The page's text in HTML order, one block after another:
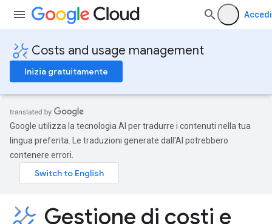
Accedi
Costs and usage management
Inizia gratuitamente
Google utilizza la tecnologia AI per tradurre i contenuti nella tua
lingua preferita. Le traduzioni generate dall'AI potrebbero
contenere errori.
Gestione di costi e